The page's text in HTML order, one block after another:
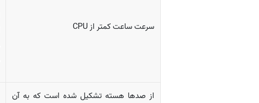
سرعت ساعت کمتر از CPU
از صدها هسته تشکیل شده است که به آن